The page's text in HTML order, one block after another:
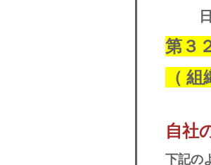
第３
（ 組
自社
下記の